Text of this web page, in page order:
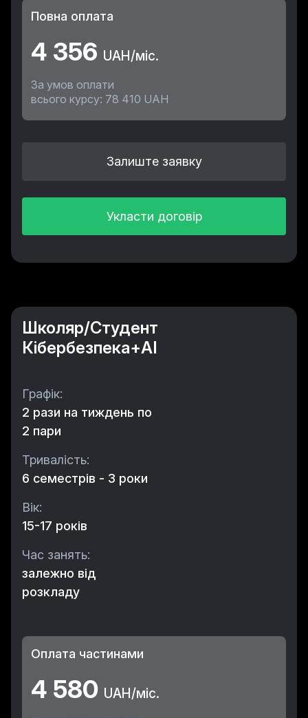
Повна оплата
4 356 UAH/міс.
За умов оплати
всього курсу: 78 410 UAH
Залиште заявку
Укласти договір
Школяр/Студент
Кібербезпека+AI
Графік:
2 рази на тиждень по
2 пари
Тривалість:
6 семестрів - 3 роки
Вік:
15-17 років
Час занять:
залежно від
розкладу
Оплата частинами
4 580 UAH/міс.